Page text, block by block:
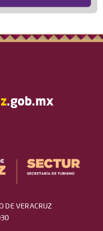
.gob.mx
DE VERACRUZ